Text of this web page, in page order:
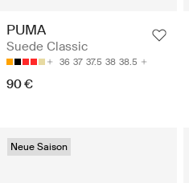
PUMA
Suede Classic
36 37 37.5 38 38.5
90 €
Neue Saison